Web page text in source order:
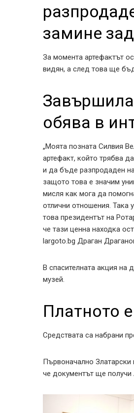
замине
За момента артефактът
видян, а след това ще
обява в
„Моята позната Силвия
артефакт, който трябва
и да бъде разпродаден
защото това е значим
мисля как мога да
отлични отношения. Така
това президентът на
че тази ценна находка
largoto.bg Драган
В спасителната акция на
музей.
Платното
Средствата са набрани
Първоначално Златарски
че документът ще получи